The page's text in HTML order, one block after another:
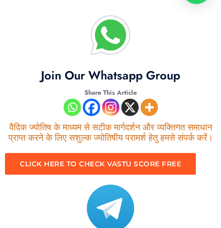
Join Our Whatsapp Group
Share This Article
वैदिक ज्योतिष के माध्यम से सटीक मार्गदर्शन और व्यक्तिगत समाधान
प्राप्त करने के लिए सशुल्क ज्योतिषीय परामर्श हेतु हमसे संपर्क करें।
CLICK HERE TO CHECK VASTU SCORE FREE